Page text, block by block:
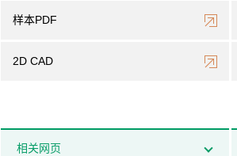
样本PDF
2D CAD
相关网页